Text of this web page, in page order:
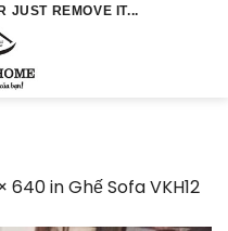
JUST REMOVE IT...
640inGhế Sofa VKH12